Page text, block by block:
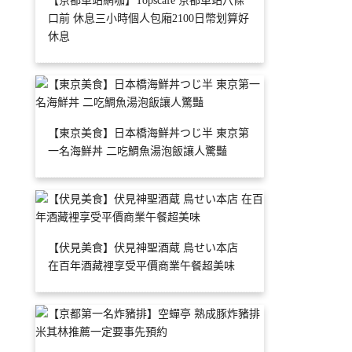
口前 休息三小時個人包廂2100日幣划算好
休息
【東京美食】日本橋海鮮丼つじ半 東京第
一名海鮮丼 二吃鯛魚湯泡飯讓人驚豔
【伏見美食】伏見神聖酒蔵 鳥せい本店
在百年酒藏裡享受平價商業午餐超美味